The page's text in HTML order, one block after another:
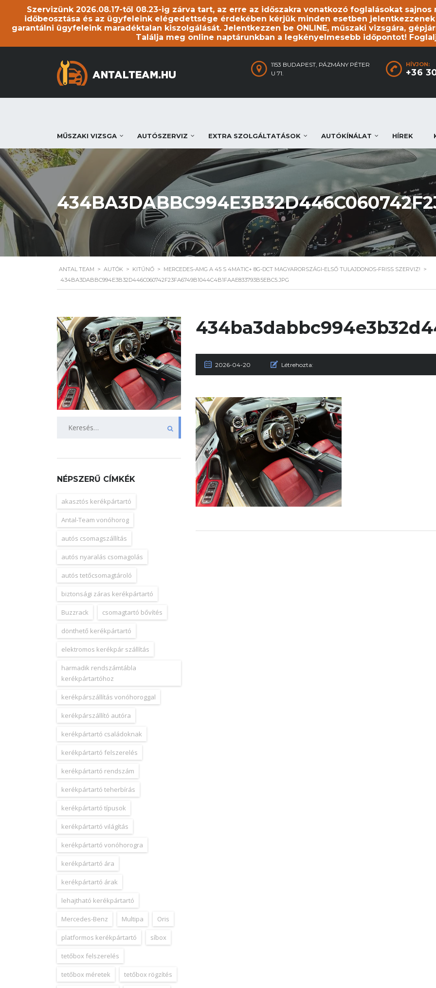
Szervizünk 2026.08.17-től 08.23-ig zárva tart, az erre az időszakra vonatkozó foglalásokat
időbeosztása és az ügyfeleink elégedettsége érdekében kérjük minden esetben
garantálni ügyfeleink maradéktalan kiszolgálását. Jelentkezzen be ONLINE, műszaki vizsgára,
Találja meg online naptárunkban a legkényelmesebb időpontot!
HÍVJON:
+36
1153 BUDAPEST, PÁZMÁNY PÉTER
U 71.
MŰSZAKI VIZSGA AUTÓSZERVIZ EXTRA SZOLGÁLTATÁSOK AUTÓKÍNÁLAT HÍREK
ANTAL TEAM > AUTÓK > KITŰNŐ > MERCEDES-AMG A 45 S 4MATIC+ 8G-DCT MAGYARORSZÁGI-ELSŐ TULAJDONOS-FRISS SZERVIZ! >
434BA3DABBC994E3B32D446C060742F23FA6749B1044C4B1FAAE833793B5EBC5.JPG
2026-04-20 Létrehozta:
NÉPSZERŰ CÍMKÉK
akasztós kerékpártartó
Antal-Team vonóhorog
autós csomagszállítás
autós nyaralás csomagolás
autós tetőcsomagtároló
biztonsági záras kerékpártartó
Buzzrack csomagtartó bővítés
dönthető kerékpártartó
elektromos kerékpár szállítás
harmadik rendszámtábla
kerékpártartóhoz
kerékpárszállítás vonóhoroggal
kerékpárszállító autóra
kerékpártartó családoknak
kerékpártartó felszerelés
kerékpártartó rendszám
kerékpártartó teherbírás
kerékpártartó típusok
kerékpártartó világítás
kerékpártartó vonóhorogra
kerékpártartó ára
kerékpártartó árak
lehajtható kerékpártartó
Mercedes-Benz Multipa Oris
platformos kerékpártartó síbox
tetőbox felszerelés
tetőbox méretek tetőbox rögzítés